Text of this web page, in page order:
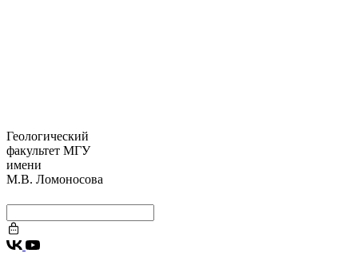
Геологический
факультет МГУ
имени
М.В. Ломоносова